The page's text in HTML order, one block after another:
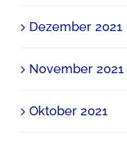
Dezember 2021
November 2021
Oktober 2021